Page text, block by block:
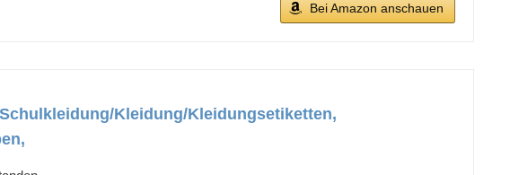
Bei Amazon anschauen
Kleidung/Kleidungsetiketten,